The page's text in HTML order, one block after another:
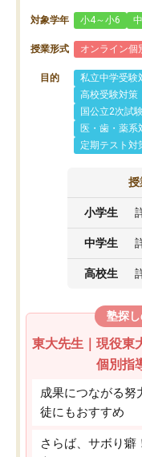
対象学年 小4～小6
授業形式 オンライン個
目的 私立中学受験
高校受験対策
国公立2次試
医・歯・薬系
定期テスト対
授
小学生
中学生
高校生
塾探
東大先生｜現役東
個別指
成果につながる努
徒にもおすすめ
さらば、サボり癖